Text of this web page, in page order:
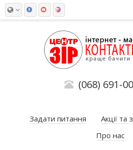
(068) 691-
Задати питання Акції та
Про нас